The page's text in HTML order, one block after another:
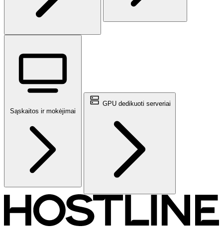
Sąskaitos ir mokėjimai
GPU dedikuoti serveriai